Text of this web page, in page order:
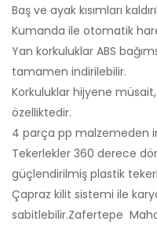
Baş ve ayak kısımları
Kumanda ile otomatik
Yan korkuluklar ABS
tamamen indirilebilir.
Korkuluklar hijyene
özelliktedir.
4 parça pp malzemeden
Tekerlekler 360 derece
güçlendirilmiş plastik
Çapraz kilit sistemi ile
sabitlebilir.Zafertepe